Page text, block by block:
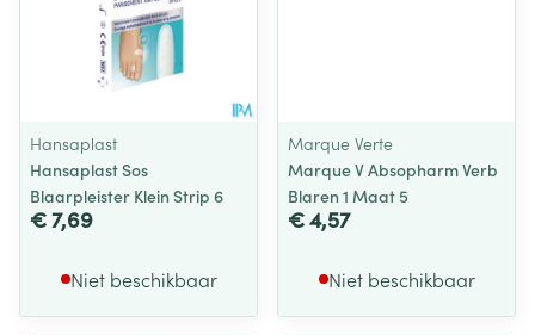
Hansaplast
Hansaplast Sos
Blaarpleister Klein Strip 6
€ 7,69
Niet beschikbaar
Marque Verte
Marque V Absopharm Verb
Blaren 1 Maat 5
€ 4,57
Niet beschikbaar